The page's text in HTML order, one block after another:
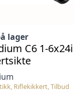
Riflekikkert, Tilbud
lager
C6 1-6x24i